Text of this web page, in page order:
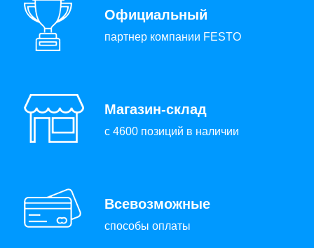
Официальный
партнер компании FESTO
Магазин-склад
с 4600 позиций в наличии
Всевозможные
способы оплаты